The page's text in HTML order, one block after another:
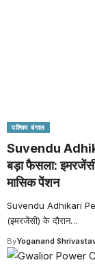
पश्चिम बंगाल
Suvendu
बड़ा फैसला:
मासिक पेंशन
Suvendu Adhikari
(इमरजेंसी) के दौरान…
ByYoganand